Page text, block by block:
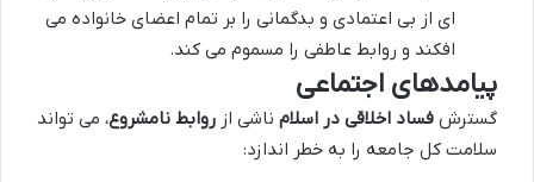
ای از بی اعتمادی و بدگمانی را بر تمام اعضای خانواده می
افکند و روابط عاطفی را مسموم می کند.
پیامدهای اجتماعی
گسترش فساد اخلاقی در اسلام ناشی از روابط نامشروع، می تواند
سلامت کل جامعه را به خطر اندازد: